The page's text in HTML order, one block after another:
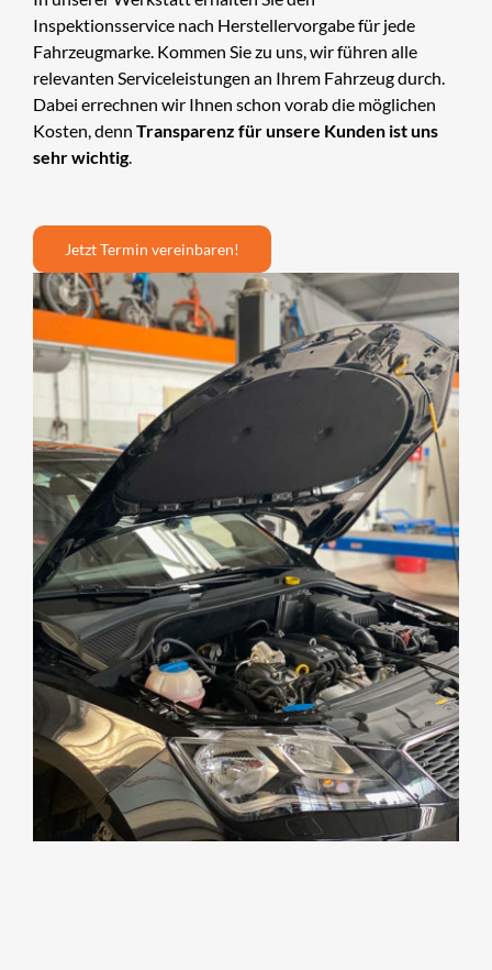
UNTERNEHMEN
KARRIERE
KONTAKT
Inspektionsservice nach Herstellervorgabe für jede
Fahrzeugmarke. Kommen Sie zu uns, wir führen alle
relevanten Serviceleistungen an Ihrem Fahrzeug durch.
Dabei errechnen wir Ihnen schon vorab die möglichen
Kosten, denn Transparenz für unsere Kunden ist uns
sehr wichtig.
Jetzt Termin vereinbaren!